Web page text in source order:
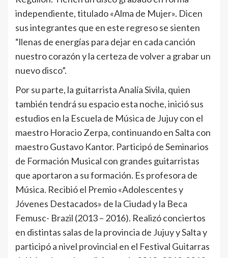
independiente, titulado «Alma de Mujer». Dicen
sus integrantes que en este regreso se sienten
“llenas de energías para dejar en cada canción
nuestro corazón y la certeza de volver a grabar un
nuevo disco”.
Por su parte, la guitarrista Analía Sivila, quien
también tendrá su espacio esta noche, inició sus
estudios en la Escuela de Música de Jujuy con el
maestro Horacio Zerpa, continuando en Salta con
maestro Gustavo Kantor. Participó de Seminarios
de Formación Musical con grandes guitarristas
que aportaron a su formación. Es profesora de
Música. Recibió el Premio «Adolescentes y
Jóvenes Destacados» de la Ciudad y la Beca
Femusc- Brazil (2013 – 2016). Realizó conciertos
en distintas salas de la provincia de Jujuy y Salta y
participó a nivel provincial en el Festival Guitarras